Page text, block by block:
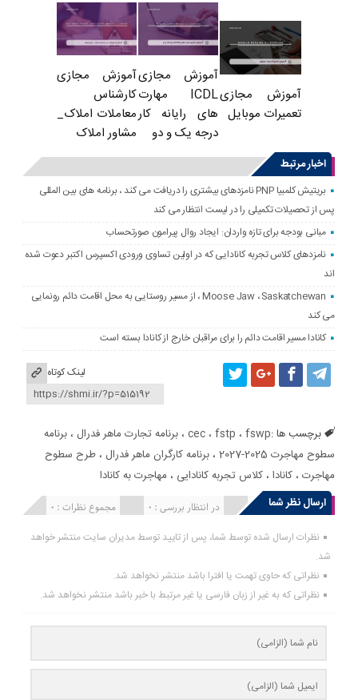
آموزش مجازی
تعمیرات موبایل
آموزش مجازی
ICDL مهارت
های رایانه کار
درجه یک و دو
آموزش مجازی
کارشناس
معاملات املاک_
مشاور املاک
اخبار مرتبط
بریتیش کلمبیا PNP نامزدهای بیشتری را دریافت می کند ، برنامه های بین المللی
پس از تحصیلات تکمیلی را در لیست انتظار می کند
مبانی بودجه برای تازه واردان: ایجاد روال پیرامون صورتحساب
نامزدهای کلاس تجربه کانادایی که در اولین تساوی ورودی اکسپرس اکتبر دعوت شده
اند
Moose Jaw ، Saskatchewan ، از مسیر روستایی به محل اقامت دائم رونمایی
می کند
کانادا مسیر اقامت دائم را برای مراقبان خارج از کانادا بسته است
لینک کوتاه
برچسب ها : cec، fstp ، fswp ،برنامه تجارت ماهر فدرال ،برنامه
سطوح مهاجرت 2025-2027
،برنامه کارگران ماهر فدرال ،طرح سطوح
مهاجرت ،کانادا ،کلاس تجربه کانادایی ، مهاجرت به کانادا
ارسال نظر شما
مجموع نظرات : 0 در انتظار بررسی : 0 انتشار یافته : 0
نظرات ارسال شده توسط شما، پس از تایید توسط مدیران سایت منتشر خواهد
شد.
نظراتی که حاوی تهمت یا افترا باشد منتشر نخواهد شد.
نظراتی که به غیر از زبان فارسی یا غیر مرتبط با خبر باشد منتشر نخواهد شد.